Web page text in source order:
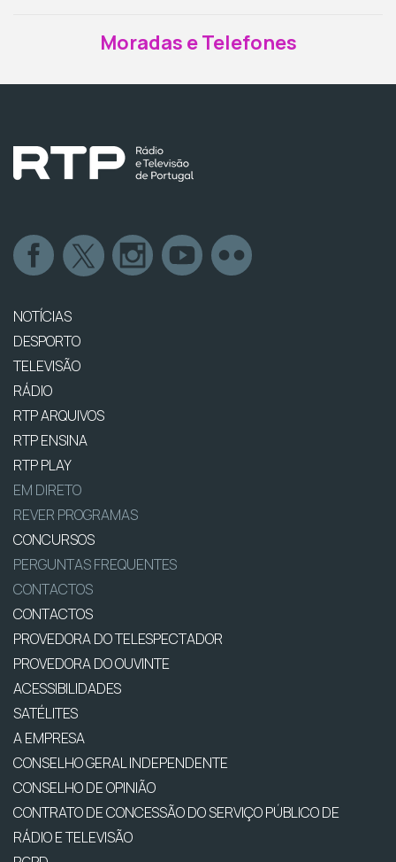
Moradas e Telefones
NOTÍCIAS
DESPORTO
TELEVISÃO
RÁDIO
RTP ARQUIVOS
RTP ENSINA
RTP PLAY
EM DIRETO
REVER PROGRAMAS
CONCURSOS
PERGUNTAS FREQUENTES
CONTACTOS
CONTACTOS
PROVEDORA DO TELESPECTADOR
PROVEDORA DO OUVINTE
ACESSIBILIDADES
SATÉLITES
A EMPRESA
CONSELHO GERAL INDEPENDENTE
CONSELHO DE OPINIÃO
CONTRATO DE CONCESSÃO DO SERVIÇO PÚBLICO DE
RÁDIO E TELEVISÃO